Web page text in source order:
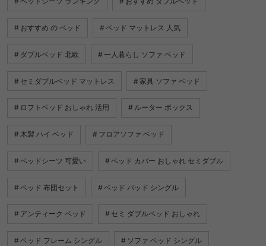
おすすめ の ベッド ベッド マットレス 人気
ダブルベッド 北欧 一人暮らし ソファ ベッド
セミダブルベッド マットレス 家具 ソファ ベッド
ロフトベッド おしゃれ 活用 ルーター ボックス
木製 ハイ ベッド フロアソファ ベッド
ベッドシーツ 可愛い ベッド カバー おしゃれ セミダブル
ベッド 布団セット ベッド パッド シングル
アンティーク ベッド セミ ダブルベッド おしゃれ
ベッド フレーム シングル ソファ ベッド シングル